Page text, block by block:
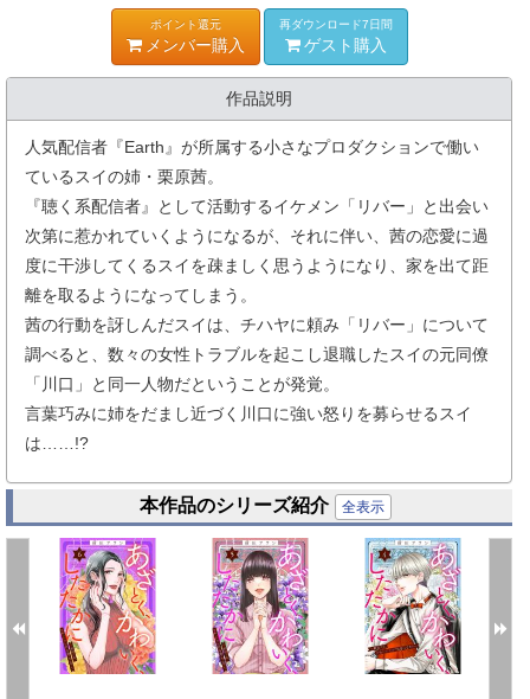
ポイント還元
メンバー購入
再ダウンロード7日間
ゲスト購入
作品説明
人気配信者『Earth』が所属する小さなプロダクションで働い
ているスイの姉・栗原茜。
『聴く系配信者』として活動するイケメン「リバー」と出会い
次第に惹かれていくようになるが、それに伴い、茜の恋愛に過
度に干渉してくるスイを疎ましく思うようになり、家を出て距
離を取るようになってしまう。
茜の行動を訝しんだスイは、チハヤに頼み「リバー」について
調べると、数々の女性トラブルを起こし退職したスイの元同僚
「川口」と同一人物だということが発覚。
言葉巧みに姉をだまし近づく川口に強い怒りを募らせるスイ
は……!?
本作品のシリーズ紹介 全表示